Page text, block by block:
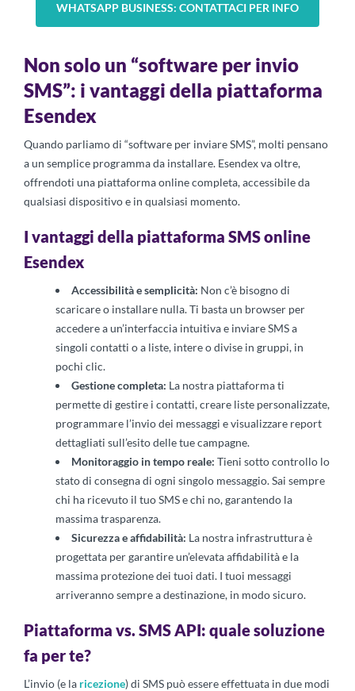
WHATSAPP BUSINESS: CONTATTACI PER INFO
Non solo un “software per invio
SMS”: i vantaggi della piattaforma
Esendex
Quando parliamo di “software per inviare SMS”, molti pensano
a un semplice programma da installare. Esendex va oltre,
offrendoti una piattaforma online completa, accessibile da
qualsiasi dispositivo e in qualsiasi momento.
I vantaggi della piattaforma SMS online
Esendex
Accessibilità e semplicità: Non c’è bisogno di
scaricare o installare nulla. Ti basta un browser per
accedere a un’interfaccia intuitiva e inviare SMS a
singoli contatti o a liste, intere o divise in gruppi, in
pochi clic.
Gestione completa: La nostra piattaforma ti
permette di gestire i contatti, creare liste personalizzate,
programmare l’invio dei messaggi e visualizzare report
dettagliati sull’esito delle tue campagne.
Monitoraggio in tempo reale: Tieni sotto controllo lo
stato di consegna di ogni singolo messaggio. Sai sempre
chi ha ricevuto il tuo SMS e chi no, garantendo la
massima trasparenza.
Sicurezza e affidabilità: La nostra infrastruttura è
progettata per garantire un’elevata affidabilità e la
massima protezione dei tuoi dati. I tuoi messaggi
arriveranno sempre a destinazione, in modo sicuro.
Piattaforma vs. SMS API: quale soluzione
fa per te?
L’invio (e la ricezione) di SMS può essere effettuata in due modi